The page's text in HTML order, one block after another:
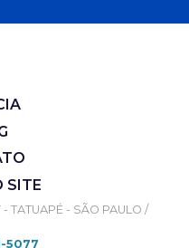
SITE
- TATUAPÉ - SÃO PAULO /
5077